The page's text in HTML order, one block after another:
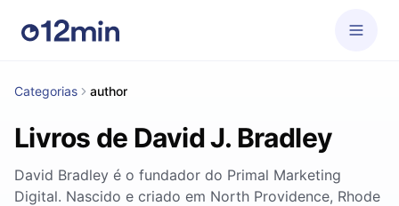
Categorias author
Livros de David J. Bradley
David Bradley é o fundador do Primal Marketing
Digital. Nascido e criado em North Providence, Rhode